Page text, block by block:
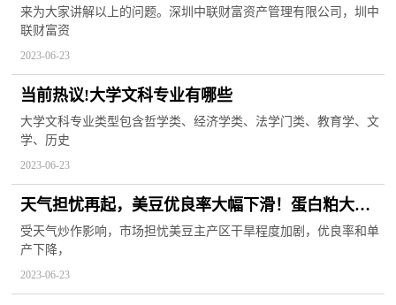
富资产管理有限公司介绍）
来为大家讲解以上的问题。深圳中联财富资产管理有限公司，圳中
联财富资
2023-06-23
当前热议!大学文科专业有哪些
大学文科专业类型包含哲学类、经济学类、法学门类、教育学、文
学、历史
2023-06-23
天气担忧再起，美豆优良率大幅下滑！蛋白粕大幅
反弹
受天气炒作影响，市场担忧美豆主产区干旱程度加剧，优良率和单
产下降，
2023-06-23